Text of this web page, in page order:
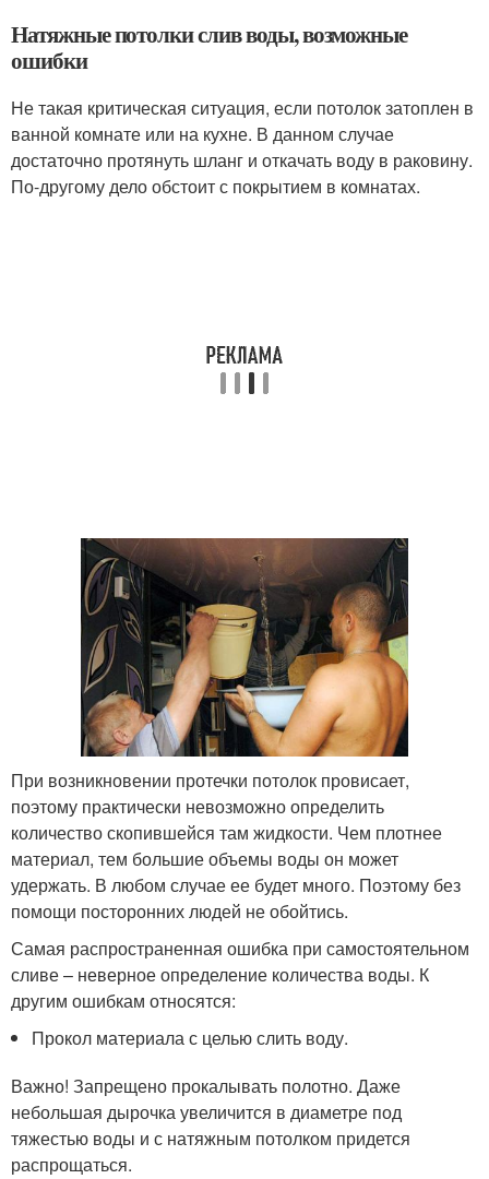
Натяжные потолки слив воды, возможные
ошибки
Не такая критическая ситуация, если потолок затоплен в
ванной комнате или на кухне. В данном случае
достаточно протянуть шланг и откачать воду в раковину.
По-другому дело обстоит с покрытием в комнатах.
При возникновении протечки потолок провисает,
поэтому практически невозможно определить
количество скопившейся там жидкости. Чем плотнее
материал, тем большие объемы воды он может
удержать. В любом случае ее будет много. Поэтому без
помощи посторонних людей не обойтись.
Самая распространенная ошибка при самостоятельном
сливе – неверное определение количества воды. К
другим ошибкам относятся:
Прокол материала с целью слить воду.
Важно! Запрещено прокалывать полотно. Даже
небольшая дырочка увеличится в диаметре под
тяжестью воды и с натяжным потолком придется
распрощаться.